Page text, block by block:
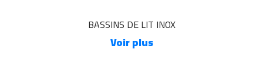
BASSINS DE LIT INOX
Voir plus